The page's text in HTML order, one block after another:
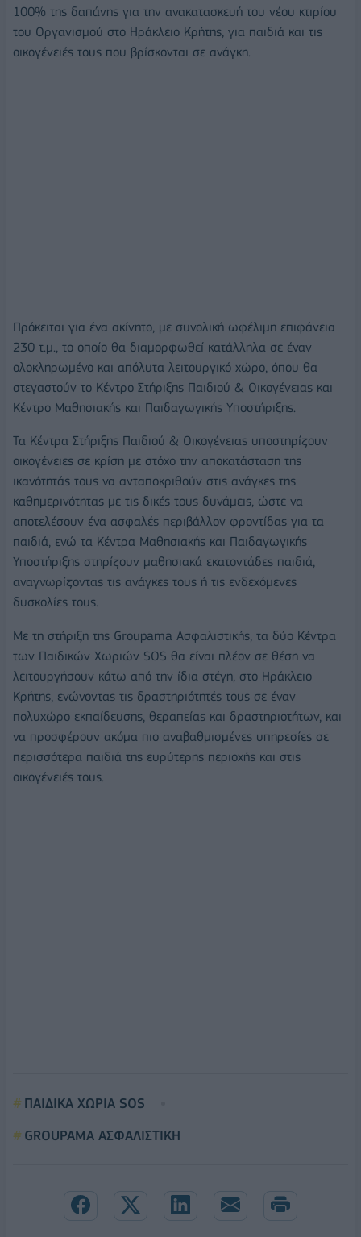
100% της δαπάνης για την ανακατασκευή του νέου κτιρίου
του Οργανισμού στο Ηράκλειο Κρήτης, για παιδιά και τις
οικογένειές τους που βρίσκονται σε ανάγκη.
Πρόκειται για ένα ακίνητο, με συνολική ωφέλιμη επιφάνεια
230 τ.μ., το οποίο θα διαμορφωθεί κατάλληλα σε έναν
ολοκληρωμένο και απόλυτα λειτουργικό χώρο, όπου θα
στεγαστούν το Κέντρο Στήριξης Παιδιού & Οικογένειας και
Κέντρο Μαθησιακής και Παιδαγωγικής Υποστήριξης.
Τα Κέντρα Στήριξης Παιδιού & Οικογένειας υποστηρίζουν
οικογένειες σε κρίση με στόχο την αποκατάσταση της
ικανότητάς τους να ανταποκριθούν στις ανάγκες της
καθημερινότητας με τις δικές τους δυνάμεις, ώστε να
αποτελέσουν ένα ασφαλές περιβάλλον φροντίδας για τα
παιδιά, ενώ τα Κέντρα Μαθησιακής και Παιδαγωγικής
Υποστήριξης στηρίζουν μαθησιακά εκατοντάδες παιδιά,
αναγνωρίζοντας τις ανάγκες τους ή τις ενδεχόμενες
δυσκολίες τους.
Με τη στήριξη της Groupama Ασφαλιστικής, τα δύο Κέντρα
των Παιδικών Χωριών SOS θα είναι πλέον σε θέση να
λειτουργήσουν κάτω από την ίδια στέγη, στο Ηράκλειο
Κρήτης, ενώνοντας τις δραστηριότητές τους σε έναν
πολυχώρο εκπαίδευσης, θεραπείας και δραστηριοτήτων, και
να προσφέρουν ακόμα πιο αναβαθμισμένες υπηρεσίες σε
περισσότερα παιδιά της ευρύτερης περιοχής και στις
οικογένειές τους.
ΠΑΙΔΙΚΑ ΧΩΡΙΑ SOS
GROUPAMA ΑΣΦΑΛΙΣΤΙΚΗ